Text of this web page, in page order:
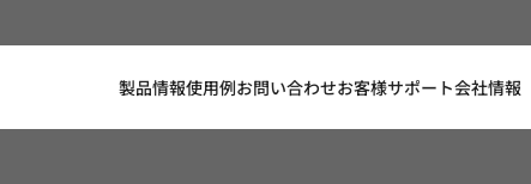
製品情報使用例お問い合わせお客様サポート会社情報